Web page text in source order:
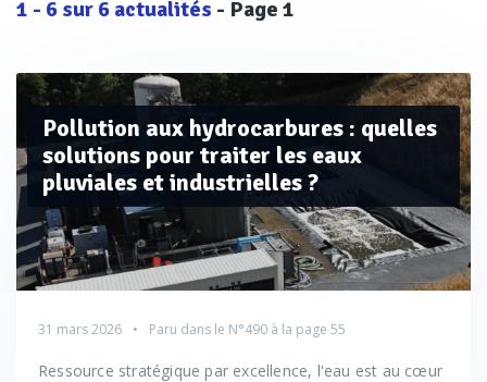
1 - 6 sur 6 actualités - Page 1
Pollution aux hydrocarbures : quelles
solutions pour traiter les eaux
pluviales et industrielles ?
31 mars 2026 Paru dans le N°490 à la page 55
Ressource stratégique par excellence, l'eau est au cœur